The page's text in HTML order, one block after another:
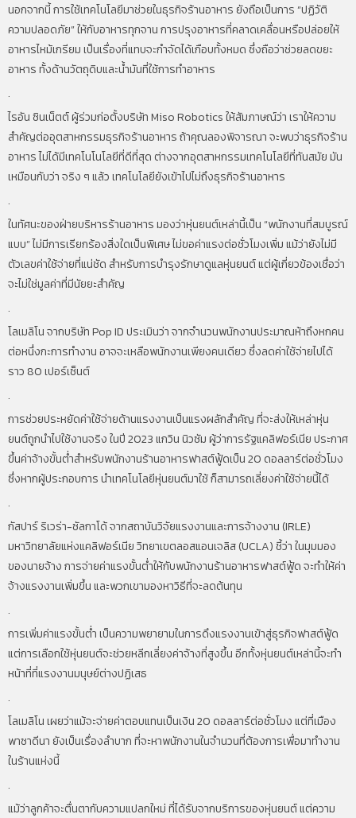
นอกจากนี้ การใช้เทคโนโลยีมาช่วยในธุรกิจร้านอาหาร ยังถือเป็นการ “ปฏิวัติ
ความปลอดภัย” ให้กับอาหารทุกจาน การปรุงอาหารที่คลาดเคลื่อนหรือปล่อยให้
อาหารไหม้เกรียม เป็นเรื่องที่แทบจะกำจัดได้เกือบทั้งหมด ซึ่งถือว่าช่วยลดขยะ
อาหาร ทั้งด้านวัตถุดิบและน้ำมันที่ใช้การทำอาหาร
.
ไรอัน ซินเน็ตต์ ผู้ร่วมก่อตั้งบริษัท Miso Robotics ให้สัมภาษณ์ว่า เราให้ความ
สำคัญต่ออุตสาหกรรมธุรกิจร้านอาหาร ถ้าคุณลองพิจารณา จะพบว่าธุรกิจร้าน
อาหาร ไม่ได้มีเทคโนโนโลยีที่ดีที่สุด ต่างจากอุตสาหกรรมเทคโนโลยีที่ทันสมัย มัน
เหมือนกับว่า จริง ๆ แล้ว เทคโนโลยียังเข้าไปไม่ถึงธุรกิจร้านอาหาร
.
ในทัศนะของฝ่ายบริหารร้านอาหาร มองว่าหุ่นยนต์เหล่านี้เป็น “พนักงานที่สมบูรณ์
แบบ” ไม่มีการเรียกร้องสิ่งใดเป็นพิเศษ ไม่ขอค่าแรงต่อชั่วโมงเพิ่ม แม้ว่ายังไม่มี
ตัวเลขค่าใช้จ่ายที่แน่ชัด สำหรับการบำรุงรักษาดูแลหุ่นยนต์ แต่ผู้เกี่ยวข้องเชื่อว่า
จะไม่ใช่มูลค่าที่มีนัยยะสำคัญ
.
โลเมลิโน จากบริษัท Pop ID ประเมินว่า จากจำนวนพนักงานประมาณห้าถึงหกคน
ต่อหนึ่งกะการทำงาน อาจจะเหลือพนักงานเพียงคนเดียว ซึ่งลดค่าใช้จ่ายไปได้
ราว 80 เปอร์เซ็นต์
.
การช่วยประหยัดค่าใช้จ่ายด้านแรงงานเป็นแรงผลักสำคัญ ที่จะส่งให้เหล่าหุ่น
ยนต์ถูกนำไปใช้งานจริง ในปี 2023 แกวิน นิวซัม ผู้ว่าการรัฐแคลิฟอร์เนีย ประกาศ
ขึ้นค่าจ้างขั้นต่ำสำหรับพนักงานร้านอาหารฟาสต์ฟู้ดเป็น 20 ดอลลาร์ต่อชั่วโมง
ซึ่งหากผู้ประกอบการ นำเทคโนโลยีหุ่นยนต์มาใช้ ก็สามารถเลี่ยงค่าใช้จ่ายนี้ได้
.
กัสปาร์ ริเวร่า-ซัลกาโด้ จากสถาบันวิจัยแรงงานและการจ้างงาน (IRLE)
มหาวิทยาลัยแห่งแคลิฟอร์เนีย วิทยาเขตลอสแอนเจลิส (UCLA) ชี้ว่า ในมุมมอง
ของนายจ้าง การจ่ายค่าแรงขั้นต่ำให้กับพนักงานร้านอาหารฟาสต์ฟู้ด จะทำให้ค่า
จ้างแรงงานเพิ่มขึ้น และพวกเขามองหาวิธีที่จะลดต้นทุน
.
การเพิ่มค่าแรงขั้นต่ำ เป็นความพยายามในการดึงแรงงานเข้าสู่ธุรกิจฟาสต์ฟู้ด
แต่การเลือกใช้หุ่นยนต์จะช่วยหลีกเลี่ยงค่าจ้างที่สูงขึ้น อีกทั้งหุ่นยนต์เหล่านี้จะทำ
หน้าที่ที่แรงงานมนุษย์ต่างปฏิเสธ
.
โลเมลิโน เผยว่าแม้จะจ่ายค่าตอบแทนเป็นเงิน 20 ดอลลาร์ต่อชั่วโมง แต่ที่เมือง
พาซาดีนา ยังเป็นเรื่องลำบาก ที่จะหาพนักงานในจำนวนที่ต้องการเพื่อมาทำงาน
ในร้านแห่งนี้
.
แม้ว่าลูกค้าจะตื่นตากับความแปลกใหม่ ที่ได้รับจากบริการของหุ่นยนต์ แต่ความ